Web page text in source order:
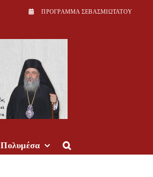
ΠPOΓPAMMA ΣEBAΣMIΩTATOY
Πολυμέσα